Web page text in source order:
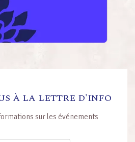
À LA LETTRE D'INFO
sur les événements